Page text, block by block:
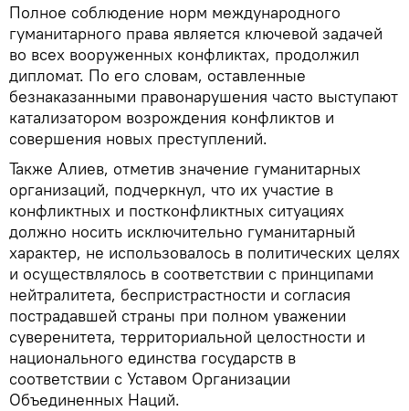
Полное соблюдение норм международного
гуманитарного права является ключевой задачей
во всех вооруженных конфликтах, продолжил
дипломат. По его словам, оставленные
безнаказанными правонарушения часто выступают
катализатором возрождения конфликтов и
совершения новых преступлений.
Также Алиев, отметив значение гуманитарных
организаций, подчеркнул, что их участие в
конфликтных и постконфликтных ситуациях
должно носить исключительно гуманитарный
характер, не использовалось в политических целях
и осуществлялось в соответствии с принципами
нейтралитета, беспристрастности и согласия
пострадавшей страны при полном уважении
суверенитета, территориальной целостности и
национального единства государств в
соответствии с Уставом Организации
Объединенных Наций.